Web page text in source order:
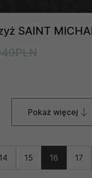
SAINT
Pokaż więcej
15 16 17